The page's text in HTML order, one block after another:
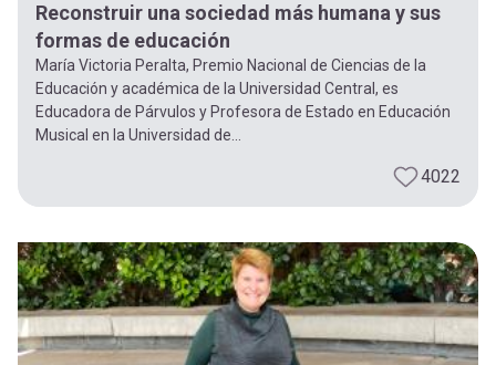
Reconstruir una sociedad más humana y sus
formas de educación
María Victoria Peralta, Premio Nacional de Ciencias de la
Educación y académica de la Universidad Central, es
Educadora de Párvulos y Profesora de Estado en Educación
Musical en la Universidad de...
4022